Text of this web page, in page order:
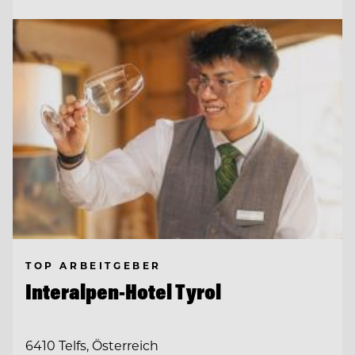
TOP ARBEITGEBER
Interalpen-Hotel Tyrol
6410 Telfs, Österreich